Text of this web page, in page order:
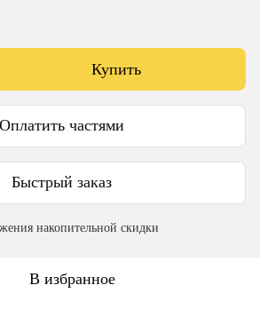
Купить
Оплатить частями
Быстрый заказ
накопительной скидки
В избранное